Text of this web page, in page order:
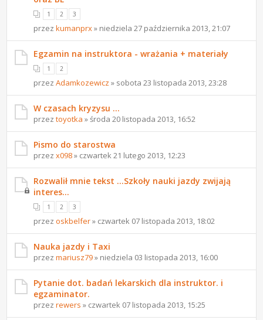
1 2 3
przezkumanprx» niedziela 27 października 2013, 21:07
Egzamin na instruktora - wrażania + materiały
1 2
przezAdamkozewicz » sobota 23 listopada 2013, 23:28
W czasach kryzysu ...
przeztoyotka » środa 20 listopada 2013, 16:52
Pismo do starostwa
przezx098» czwartek 21 lutego 2013, 12:23
Rozwalił mnie tekst ...Szkoły nauki jazdy zwijają
interes...
1 2 3
przezoskbelfer» czwartek 07 listopada 2013, 18:02
Nauka jazdy i Taxi
przezmariusz79» niedziela 03 listopada 2013, 16:00
Pytanie dot. badań lekarskich dla instruktor. i
egzaminator.
przezrewers » czwartek 07 listopada 2013, 15:25